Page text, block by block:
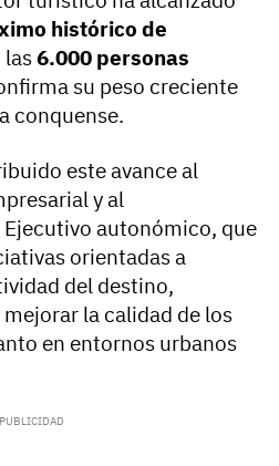
histórico de
las6.000 personas
su peso creciente
conquense.
este avance al
y al
autonómico, que
orientadas a
del destino,
la calidad de los
en entornos urbanos